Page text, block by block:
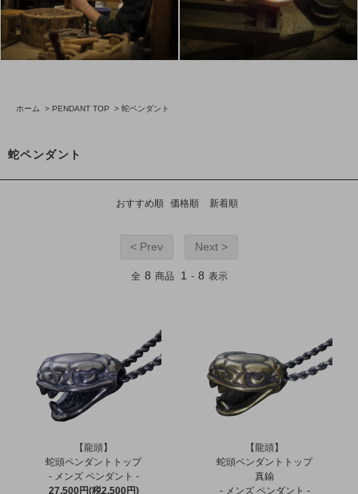
ホーム > PENDANT TOP > 蛇ペンダント
蛇ペンダント
おすすめ順 価格順 新着順
< Prev Next >
全 8 商品 1 - 8 表示
【龍頭】
蛇頭ペンダントトップ
- メンズ ペンダント -
27,500円(税2,500円)
【龍頭】
蛇頭ペンダントトップ
真鍮
- メンズ ペンダント -